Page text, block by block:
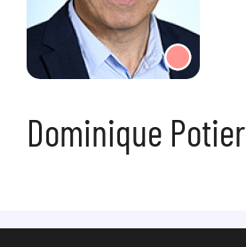
Dominique Potier